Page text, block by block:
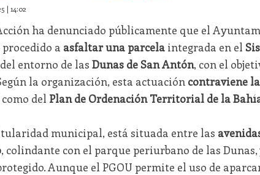
| 14:02
ha denunciado públicamente que el
a asfaltar una parcelaintegrada en el
entorno de las Dunas de San Antón, con el
la organización, esta actuación contraviene
del Plan de Ordenación Territorial de la
municipal, está situada entre las
, colindante con el parque periurbano de las
Aunque el PGOU permite el uso de